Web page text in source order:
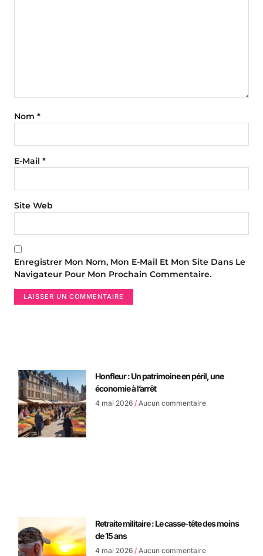
Nom *
E-Mail *
Site Web
Enregistrer Mon Nom, Mon E-Mail Et Mon Site Dans Le
Navigateur Pour Mon Prochain Commentaire.
Honfleur : Un patrimoine en péril, une
économie à l’arrêt
4 mai 2026 Aucun commentaire
Retraite militaire : Le casse-tête des moins
de 15 ans
4 mai 2026 Aucun commentaire